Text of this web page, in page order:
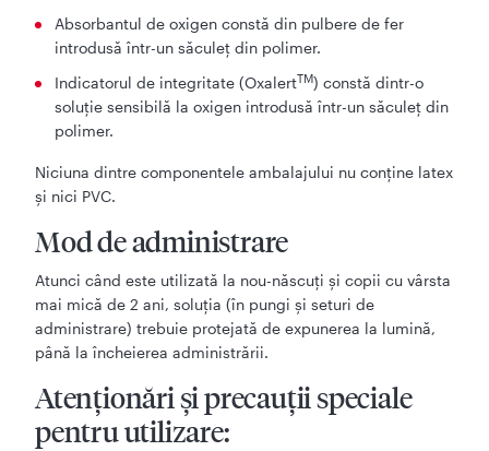
Absorbantul de oxigen constă din pulbere de fer
introdusă într-un săculeţ din polimer.
Indicatorul de integritate (OxalertTM) constă dintr-o
soluţie sensibilă la oxigen introdusă într-un săculeţ din
polimer.
Niciuna dintre componentele ambalajului nu conţine latex
şi nici PVC.
Mod de administrare
Atunci când este utilizată la nou-născuți și copii cu vârsta
mai mică de 2 ani, soluția (în pungi și seturi de
administrare) trebuie protejată de expunerea la lumină,
până la încheierea administrării.
Atenționări și precauții speciale
pentru utilizare: